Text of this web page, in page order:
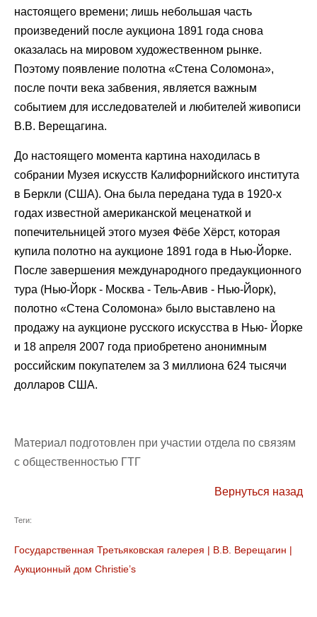
настоящего времени; лишь небольшая часть
произведений после аукциона 1891 года снова
оказалась на мировом художественном рынке.
Поэтому появление полотна «Стена Соломона»,
после почти века забвения, является важным
событием для исследователей и любителей живописи
В.В. Верещагина.
До настоящего момента картина находилась в
собрании Музея искусств Калифорнийского института
в Беркли (США). Она была передана туда в 1920-х
годах известной американской меценаткой и
попечительницей этого музея Фёбе Хёрст, которая
купила полотно на аукционе 1891 года в Нью-Йорке.
После завершения международного предаукционного
тура (Нью-Йорк - Москва - Тель-Авив - Нью-Йорк),
полотно «Стена Соломона» было выставлено на
продажу на аукционе русского искусства в Нью- Йорке
и 18 апреля 2007 года приобретено анонимным
российским покупателем за 3 миллиона 624 тысячи
долларов США.
Материал подготовлен при участии отдела по связям
с общественностью ГТГ
Вернуться назад
Теги:
Государственная Третьяковская галерея | В.В. Верещагин |
Аукционный дом Christie’s